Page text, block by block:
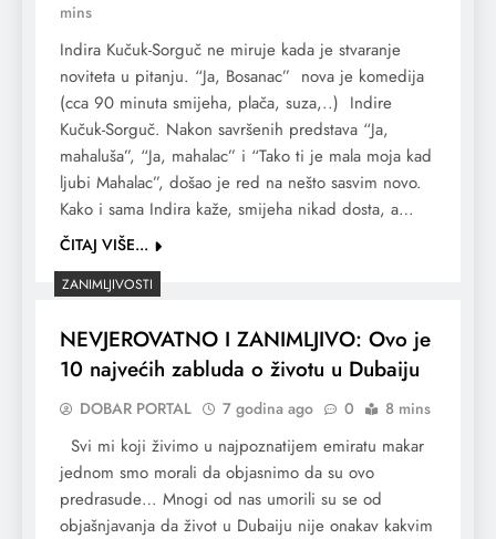
mins
Indira Kučuk-Sorguč ne miruje kada je stvaranje
noviteta u pitanju. “Ja, Bosanac” nova je komedija
(cca 90 minuta smijeha, plača, suza,..) Indire
Kučuk-Sorguč. Nakon savršenih predstava “Ja,
mahaluša”, “Ja, mahalac” i “Tako ti je mala moja kad
ljubi Mahalac”, došao je red na nešto sasvim novo.
Kako i sama Indira kaže, smijeha nikad dosta, a…
ČITAJ VIŠE...
ZANIMLJIVOSTI
NEVJEROVATNO I ZANIMLJIVO: Ovo je
10 najvećih zabluda o životu u Dubaiju
DOBAR PORTAL 7 godina ago 0 8 mins
Svi mi koji živimo u najpoznatijem emiratu makar
jednom smo morali da objasnimo da su ovo
predrasude… Mnogi od nas umorili su se od
objašnjavanja da život u Dubaiju nije onakav kakvim